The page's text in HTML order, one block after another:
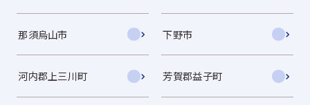
那須烏山市 下野市
河内郡上三川町 芳賀郡益子町